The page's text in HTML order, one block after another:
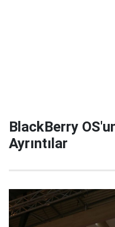
BlackBerry
Ayrıntılar